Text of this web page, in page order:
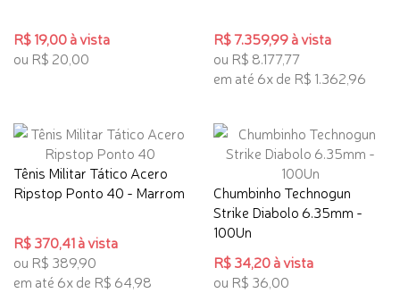
R$ 19,00 à vista
ou R$ 20,00
R$ 7.359,99 à vista
ou R$ 8.177,77
em até 6x de R$ 1.362,96
Tênis Militar Tático Acero
Ripstop Ponto 40 - Marrom
R$ 370,41 à vista
ou R$ 389,90
em até 6x de R$ 64,98
Chumbinho Technogun
Strike Diabolo 6.35mm -
100Un
R$ 34,20 à vista
ou R$ 36,00